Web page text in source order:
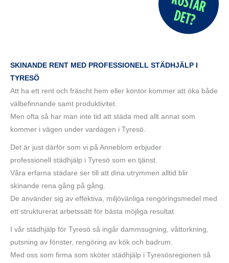
SKINANDE RENT MED PROFESSIONELL STÄDHJÄLP I
TYRESÖ
Att ha ett rent och fräscht hem eller kontor kommer att öka både
välbefinnande samt produktivitet.
Men ofta så har man inte tid att städa med allt annat som
kommer i vägen under vardagen i Tyresö.
Det är just därför som vi på Anneblom erbjuder
professionell städhjälp i Tyresö som en tjänst.
Våra erfarna städare ser till att dina utrymmen alltid blir
skinande rena gång på gång.
De använder sig av effektiva, miljövänliga rengöringsmedel med
ett strukturerat arbetssätt för bästa möjliga resultat.
I vår städhjälp för Tyresö så ingår dammsugning, våttorkning,
putsning av fönster, rengöring av kök och badrum.
Med oss som firma som sköter städhjälp i Tyresösregionen så